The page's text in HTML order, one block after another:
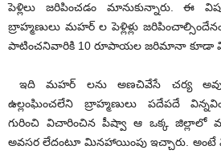
పెళ్లిలు జరిపించడం మానుకున్నారు. ఈ
బ్రాహ్మణులు మహర్ ల పెళ్లిళ్లు
పాటించనివారికి 10 రూపాయల జరిమానా కూడా
ఇది మహర్ లను అణచివేసే చర్య
ఉల్లంఘించలేని బ్రాహ్మణులు పదేపదే
గురించి విచారించిన పీష్వా ఆ ఒక్క జిల్లాలో
అవసర లేదంటూ మినహాయింపు ఇచ్చారు. అంటే